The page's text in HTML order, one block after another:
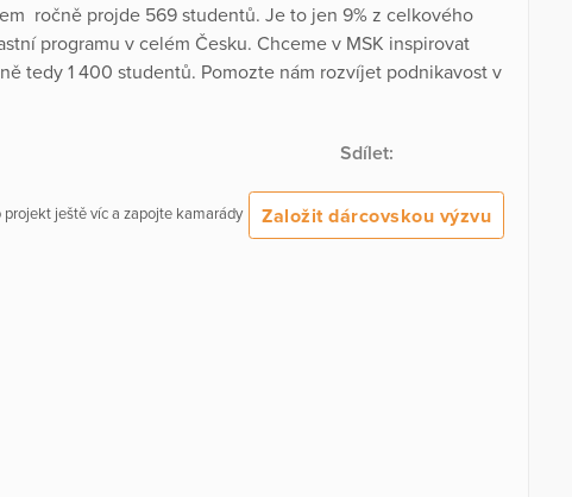
ročně projde 569 studentů. Je to jen 9% z celkového
programu v celém Česku. Chceme v MSK inspirovat
tedy 1 400 studentů. Pomozte nám rozvíjet podnikavost v
Sdílet:
projekt ještě víc a zapojte kamarády Založit dárcovskou výzvu